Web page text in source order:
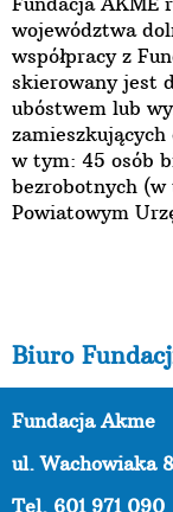
województwa
współpracy z
skierowany jest
ubóstwem lub
w tym: 45 osób
bezrobotnych
Powiatowym
Biuro
Fundacja Akme
ul. Wachowiaka
Tel. 601 971 090